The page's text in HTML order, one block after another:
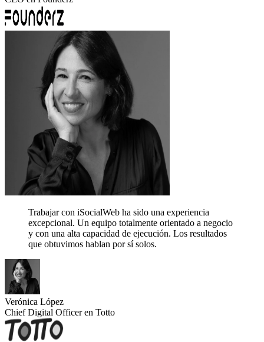
Trabajar con iSocialWeb ha sido una experiencia
excepcional. Un equipo totalmente orientado a negocio
y con una alta capacidad de ejecución. Los resultados
que obtuvimos hablan por sí solos.
Verónica López
Chief Digital Officer en Totto